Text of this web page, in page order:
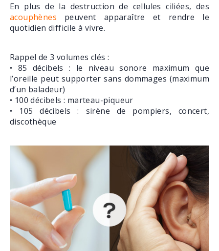
En plus de la destruction de cellules ciliées, des
acouphènes peuvent apparaître et rendre le
quotidien difficile à vivre.
Rappel de 3 volumes clés :
• 85 décibels : le niveau sonore maximum que
l’oreille peut supporter sans dommages (maximum
d’un baladeur)
• 100 décibels : marteau-piqueur
• 105 décibels : sirène de pompiers, concert,
discothèque